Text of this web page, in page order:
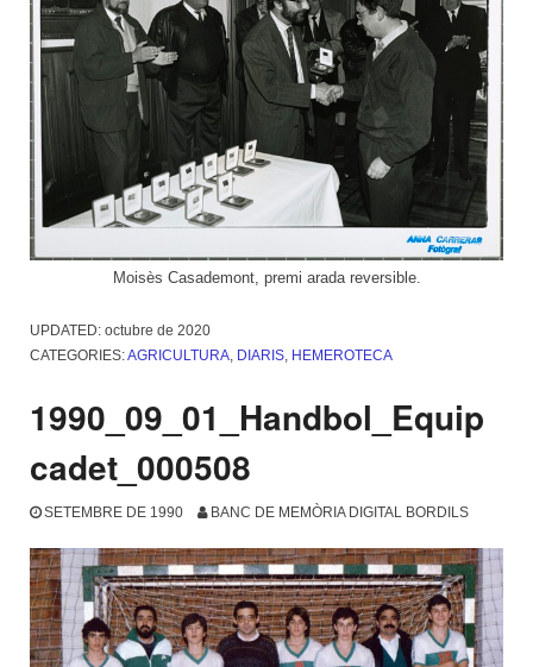
Moisès Casademont, premi arada reversible.
UPDATED: octubre de 2020
CATEGORIES:AGRICULTURA, DIARIS, HEMEROTECA
1990_09_01_Handbol_Equip
cadet_000508
SETEMBRE DE 1990 BANC DE MEMÒRIA DIGITAL BORDILS